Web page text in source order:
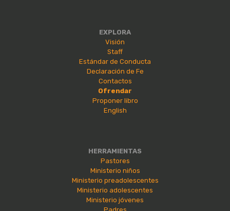
EXPLORA
Visión
Staff
Estándar de Conducta
Declaración de Fe
Contactos
Ofrendar
Proponer libro
English
HERRAMIENTAS
Pastores
Ministerio niños
Ministerio preadolescentes
Ministerio adolescentes
Ministerio jóvenes